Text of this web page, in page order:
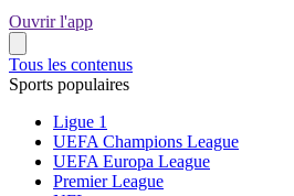
Ouvrir l'app
Tous les contenus
Sports populaires
Ligue 1
UEFA Champions League
UEFA Europa League
Premier League